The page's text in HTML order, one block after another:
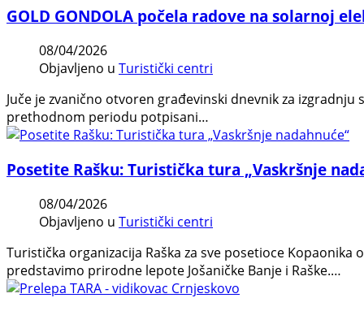
GOLD GONDOLA počela radove na solarnoj
08/04/2026
Objavljeno u Turistički centri
Juče je zvanično otvoren građevinski dnevnik za
prethodnom periodu potpisani…
Posetite Rašku: Turistička tura „Vaskršnje
08/04/2026
Objavljeno u Turistički centri
Turistička organizacija Raška za sve posetioce
predstavimo prirodne lepote Jošaničke Banje i Raške.…